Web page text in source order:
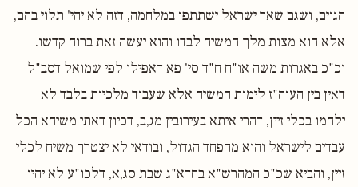
הגוים, ושגם שאר ישראל ישתתפו במלחמה, דזה לא יהי' תלוי בהם,
אלא הוא מצות מלך המשיח לבדו והוא יעשה זאת ברוח קדשו.
וכ"כ באגרות משה או"ח ח"ד סי' פא דאפילו לפי שמואל דסב"ל
דאין בין העוה"ז לימות המשיח אלא שעבוד מלכיות בלבד לא
ילחמו בכלי זיין, דהרי איתא בעירובין מג,ב, דכיון דאתי משיחא הכל
עבדים לישראל והוא מהפחד הגדול, ובודאי לא יצטרך משיח לכלי
זיין, והביא שכ"כ המהרש"א בחדא"ג שבת סג,א, דלכו"ע לא יהיו